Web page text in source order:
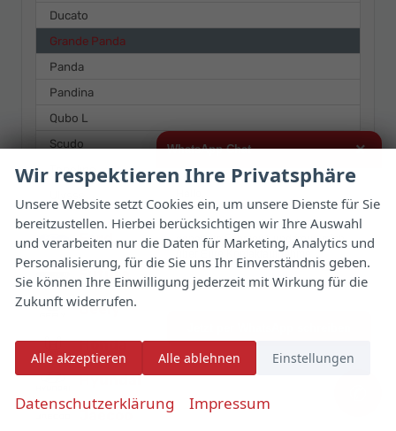
Ducato
Grande Panda
Panda
Pandina
Qubo L
Scudo
Topolino
Ford
Futura
Geely
Honda
Hyundai
WhatsApp Chat ×
ich interessiere mich für das oben
genannte Fahrzeug und freue mich
über Eure Kontaktaufnahme.
Viele Grüße
Wir respektieren Ihre Privatsphäre
Unsere Website setzt Cookies ein, um unsere Dienste für Sie
bereitzustellen. Hierbei berücksichtigen wir Ihre Auswahl
und verarbeiten nur die Daten für Marketing, Analytics und
Personalisierung, für die Sie uns Ihr Einverständnis geben.
Sie können Ihre Einwilligung jederzeit mit Wirkung für die
Zukunft widerrufen.
Alle akzeptieren Alle ablehnen Einstellungen
Datenschutzerklärung Impressum